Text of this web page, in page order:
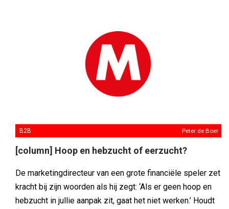
B2B Peter de Boer
[column] Hoop en hebzucht of eerzucht?
De marketingdirecteur van een grote financiële speler zet
kracht bij zijn woorden als hij zegt: ‘Als er geen hoop en
hebzucht in jullie aanpak zit, gaat het niet werken.’ Houdt